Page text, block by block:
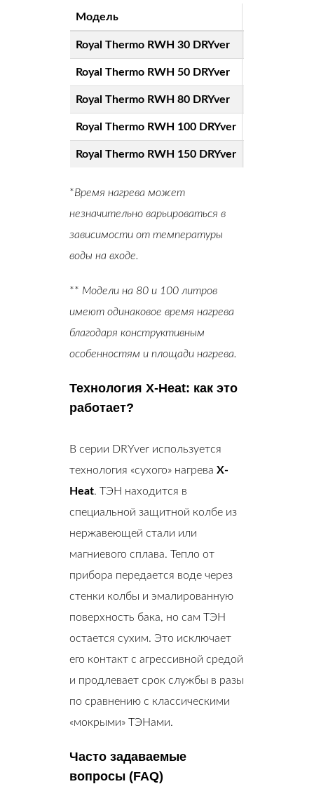
Модель
Royal Thermo RWH 30 DRYver
Royal Thermo RWH 50 DRYver
Royal Thermo RWH 80 DRYver
Royal Thermo RWH 100 DRYver
Royal Thermo RWH 150 DRYver
*Время нагрева может
незначительно варьироваться в
зависимости от температуры
воды на входе.
** Модели на 80 и 100 литров
имеют одинаковое время нагрева
благодаря конструктивным
особенностям и площади нагрева.
Технология X-Heat: как это
работает?
В серии DRYver используется
технология «сухого» нагрева X-
Heat. ТЭН находится в
специальной защитной колбе из
нержавеющей стали или
магниевого сплава. Тепло от
прибора передается воде через
стенки колбы и эмалированную
поверхность бака, но сам ТЭН
остается сухим. Это исключает
его контакт с агрессивной средой
и продлевает срок службы в разы
по сравнению с классическими
«мокрыми» ТЭНами.
Часто задаваемые
вопросы (FAQ)